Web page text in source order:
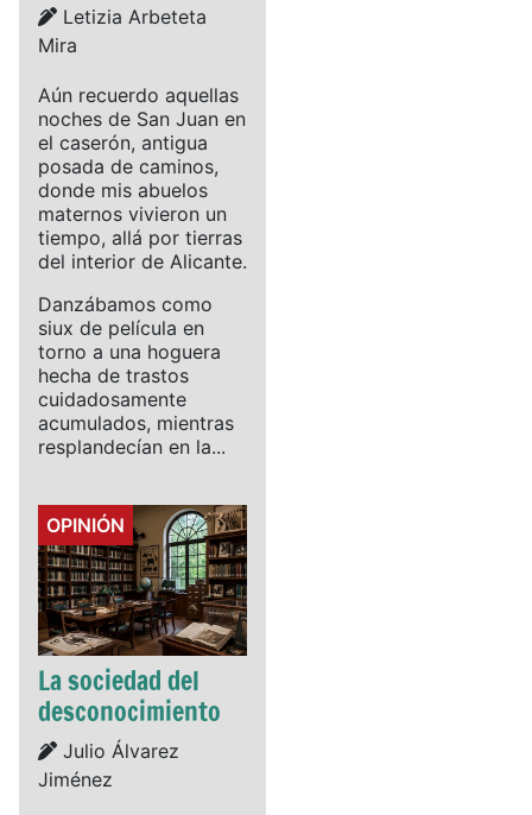
Details
Letizia Arbeteta
Mira
Aún recuerdo aquellas
noches de San Juan en
el caserón, antigua
posada de caminos,
donde mis abuelos
maternos vivieron un
tiempo, allá por tierras
del interior de Alicante.
Danzábamos como
siux de película en
torno a una hoguera
hecha de trastos
cuidadosamente
acumulados, mientras
resplandecían en la...
Details
OPINIÓN
La sociedad del
desconocimiento
Details
Julio Álvarez
Jiménez